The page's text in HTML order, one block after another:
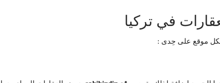
في تركيا
لكل موقع على حِدى :